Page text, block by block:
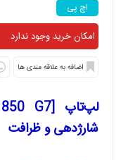
اچ پی
شارژدهی و ظرافت